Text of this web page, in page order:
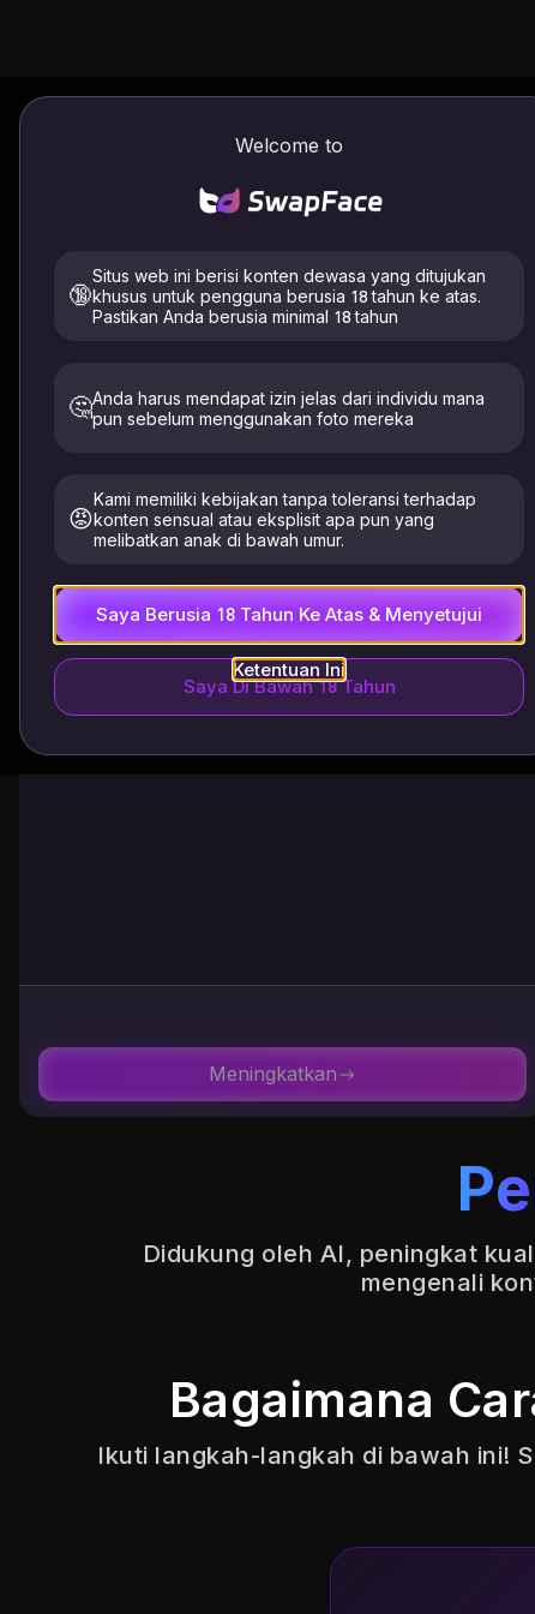
Welcome to
🔞
Situs web ini berisi konten dewasa yang ditujukan
khusus untuk pengguna berusia 18 tahun ke atas.
Pastikan Anda berusia minimal 18 tahun
🤔Anda harus mendapat izin jelas dari individu mana
pun sebelum menggunakan foto mereka
😡
Kami memiliki kebijakan tanpa toleransi terhadap
konten sensual atau eksplisit apa pun yang
melibatkan anak di bawah umur.
Saya Berusia 18 Tahun Ke Atas & Menyetujui
Ketentuan Ini
Saya Di Bawah 18 Tahun
Klik untuk mengunggah video
Hanya unggah gambar diri Anda atau orang yang telah
memberikan izin eksplisit. Harus berusia 18+. Dihapus
Meningkatkan
Didukung oleh AI, peningkat
mengenali
Bagaimana
Ikuti langkah-langkah di bawah ini!